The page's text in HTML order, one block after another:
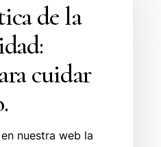
de la
cuidar
nuestra web la